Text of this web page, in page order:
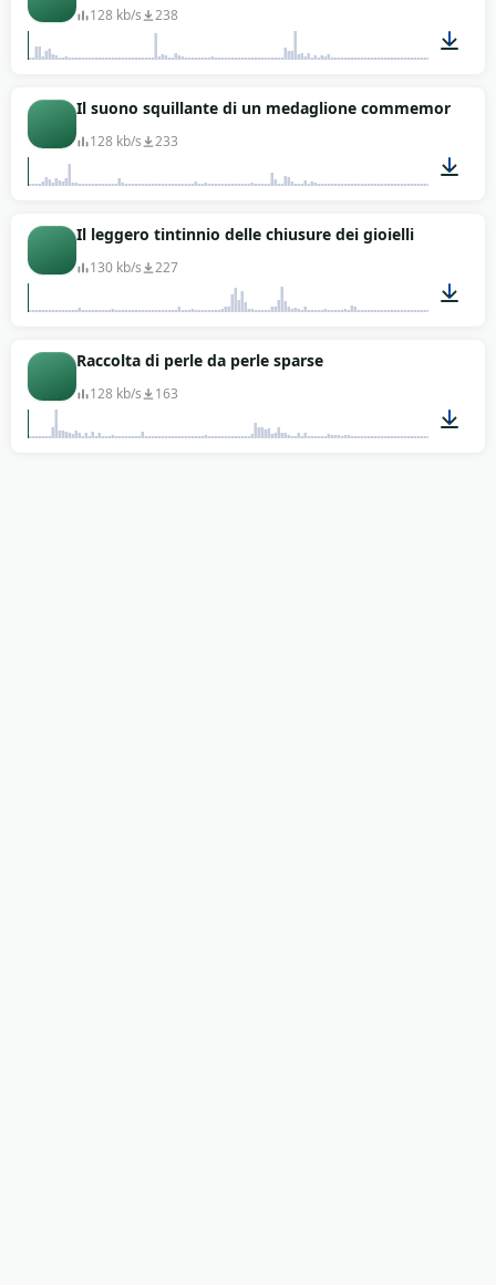
128 kb/s 238
00:33
Il suono squillante di un medaglione commemorativo
128 kb/s 233
Il leggero tintinnio delle chiusure dei gioielli
130 kb/s 227
Raccolta di perle da perle sparse
128 kb/s 163